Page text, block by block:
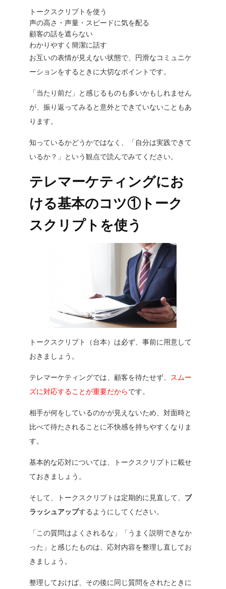
トークスクリプトを使う
声の高さ・声量・スピードに気を配る
顧客の話を遮らない
わかりやすく簡潔に話す
お互いの表情が見えない状態で、円滑なコミュニケ
ーションをするときに大切なポイントです。
「当たり前だ」と感じるものも多いかもしれません
が、振り返ってみると意外とできていないこともあ
ります。
知っているかどうかではなく、「自分は実践できて
いるか？ 」という観点で読んでみてください。
テレマーケティングにお
ける基本のコツ①トーク
スクリプトを使う
トークスクリプト（台本）は必ず、事前に用意して
おきましょう。
テレマーケティングでは、顧客を待たせず、 スムー
ズに対応することが重要だからです。
相手が何をしているのかが見えないため、対面時と
比べて待たされることに不快感を持ちやすくなりま
す。
基本的な応対については、トークスクリプトに載せ
ておきましょう。
そして、トークスクリプトは定期的に見直して、 ブ
ラッシュアップするようにしてください。
「この質問はよくされるな 」「うまく説明できなか
った 」と感じたものは、応対内容を整理し直してお
きましょう。
整理しておけば、その後に同じ質問をされたときに